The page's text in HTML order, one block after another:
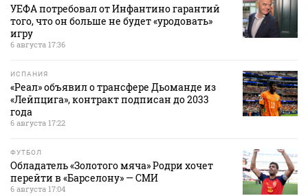
УЕФА потребовал от Инфантино гарантий
того, что он больше не будет «уродовать»
игру
6 августа 17:36
ИСПАНИЯ
«Реал» объявил о трансфере Дьоманде из
«Лейпцига», контракт подписан до 2033
года
6 августа 17:22
ФУТБОЛ
Обладатель «Золотого мяча» Родри хочет
перейти в «Барселону» — СМИ
6 августа 17:04